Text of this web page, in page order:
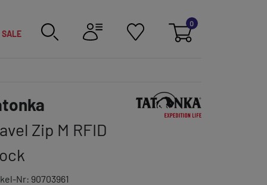
0
SALE
Zip M RFID
Link zur Markenkategorie
Nr: 90703961